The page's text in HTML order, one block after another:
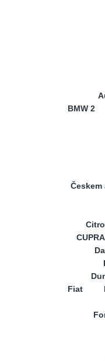
BMW 2
Českem
Fiat